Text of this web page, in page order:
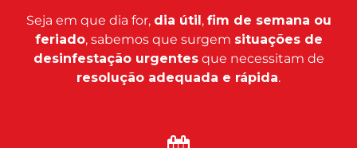
Seja em que dia for, dia útil , fim de semana ou
feriado, sabemos que surgem situações de
desinfestação urgentesque necessitam de
resolução adequada e rápida.